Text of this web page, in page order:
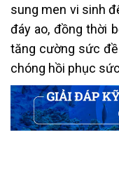
sung men vi sinh
đáy ao, đồng thời
tăng cường sức
chóng hồi phục